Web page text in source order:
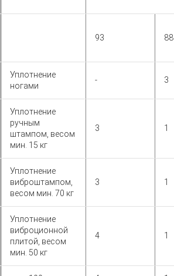
93 88
Уплотнение
ногами
- 3
Уплотнение
ручным
штампом, весом
мин. 15 кг
3 1
Уплотнение
виброштампом,
весом мин. 70 кг
3 1
Уплотнение
виброционной
плитой, весом
мин. 50 кг
4 1